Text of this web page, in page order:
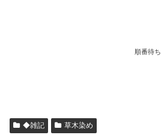
順番待ち
◆雑記 草木染め